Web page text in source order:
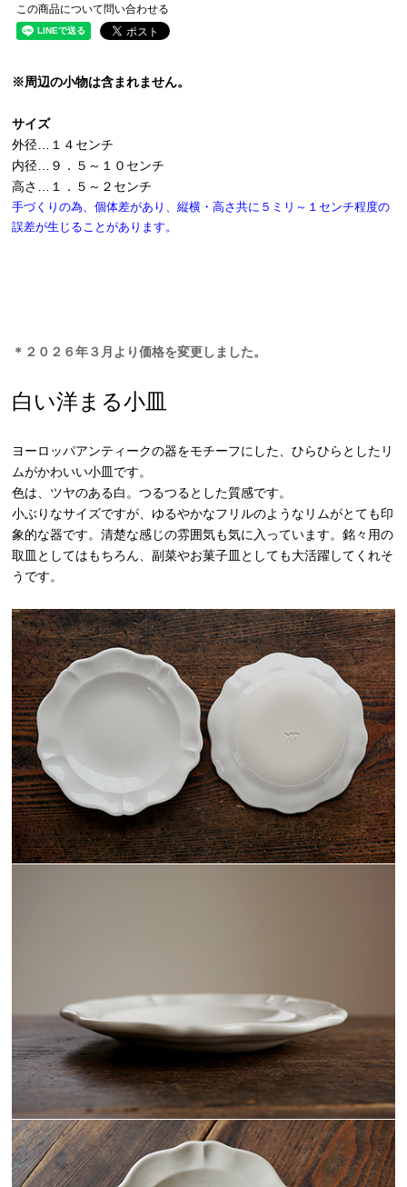
この商品について問い合わせる
※周辺の小物は含まれません。
サイズ
外径…１４センチ
内径…９．５～１０センチ
高さ…１．５～２センチ
手づくりの為、個体差があり、縦横・高さ共に５ミリ～１センチ程度の
誤差が生じることがあります。
＊２０２６年３月より価格を変更しました。
白い洋まる小皿
ヨーロッパアンティークの器をモチーフにした、ひらひらとしたリ
ムがかわいい小皿です。
色は、ツヤのある白。つるつるとした質感です。
小ぶりなサイズですが、ゆるやかなフリルのようなリムがとても印
象的な器です。清楚な感じの雰囲気も気に入っています。銘々用の
取皿としてはもちろん、副菜やお菓子皿としても大活躍してくれそ
うです。